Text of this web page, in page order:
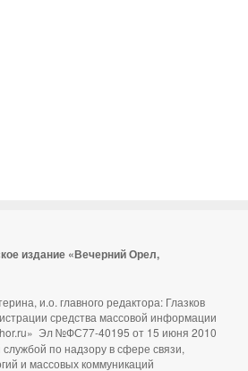
издание «Вечерний Орел,
и.о. главного редактора: Глазков
средства массовой информации
Эл №ФС77-40195 от 15 июня 2010
по надзору в сфере связи,
и массовых коммуникаций